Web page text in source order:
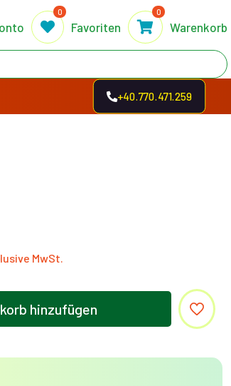
0
Favoriten
0
Warenkorb
+40.770.471.259
hinzufügen